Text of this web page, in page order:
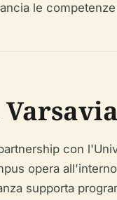
le
con
opera
supporta